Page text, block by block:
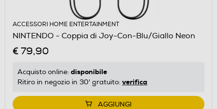
ACCESSORI HOME ENTERTAINMENT
NINTENDO - Coppia di Joy-Con-Blu/Giallo Neon
€ 79,90
Acquisto online: disponibile
Ritiro in negozio in 30' gratuito: verifica
AGGIUNGI